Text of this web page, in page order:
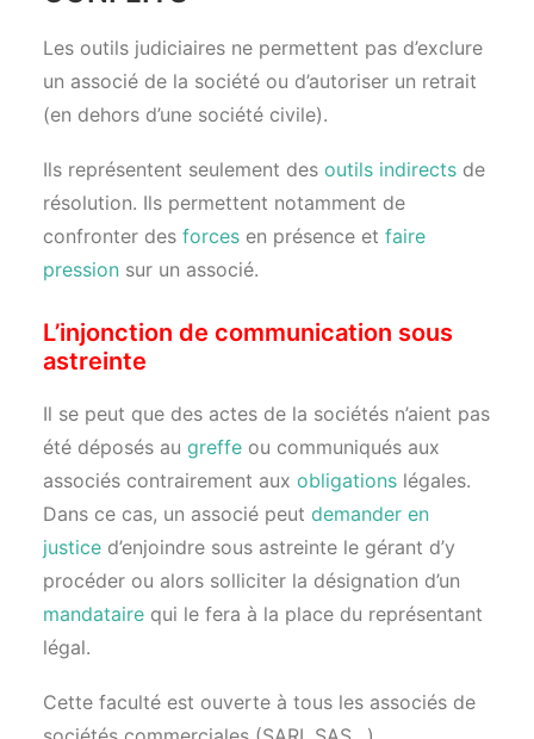
Les outils judiciaires ne permettent pas d’exclure
un associé de la société ou d’autoriser un retrait
(en dehors d’une société civile).
Ils représentent seulement des outils indirects de
résolution. Ils permettent notamment de
confronter des forces en présence et faire
pression sur un associé.
L’injonction de communication sous
astreinte
Il se peut que des actes de la sociétés n’aient pas
été déposés au greffe ou communiqués aux
associés contrairement aux obligations légales.
Dans ce cas, un associé peut demander en
justice d’enjoindre sous astreinte le gérant d’y
procéder ou alors solliciter la désignation d’un
mandataire qui le fera à la place du représentant
légal.
Cette faculté est ouverte à tous les associés de